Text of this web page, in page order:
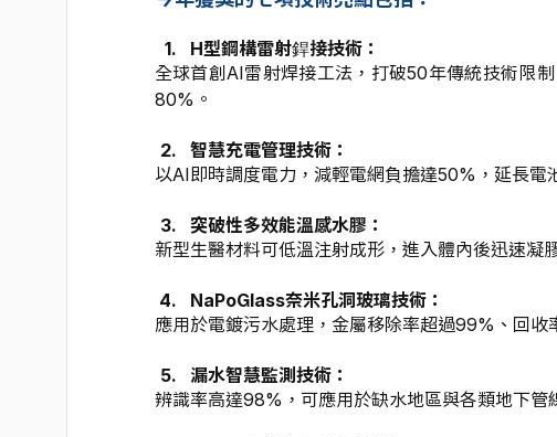
H型鋼構雷射銲接技術：
全球首創AI雷射焊接工法，打破50年傳統技術限
80%。
智慧充電管理技術：
以AI即時調度電力，減輕電網負擔達50%，延長電
突破性多效能溫感水膠：
新型生醫材料可低溫注射成形，進入體內後迅速凝
NaPoGlass奈米孔洞玻璃技術：
應用於電鍍污水處理，金屬移除率超過99%、回
漏水智慧監測技術：
辨識率高達98%，可應用於缺水地區與各類地下管